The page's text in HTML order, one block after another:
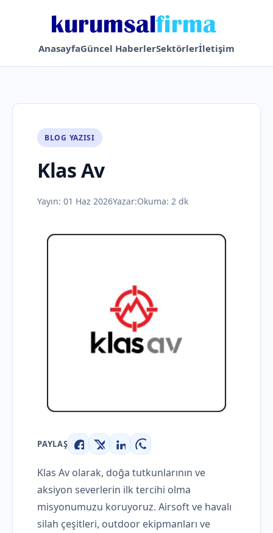
AnasayfaGüncel HaberlerSektörlerİletişim
BLOG YAZISI
Klas Av
Yayın: 01 Haz 2026Yazar:Okuma: 2 dk
PAYLAŞ
Facebook
X LinkedInWhatsApp
Klas Av olarak, doğa tutkunlarının ve
aksiyon severlerin ilk tercihi olma
misyonumuzu koruyoruz. Airsoft ve havalı
silah çeşitleri, outdoor ekipmanları ve